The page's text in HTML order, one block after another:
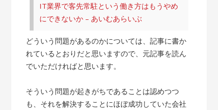
IT業界で客先常駐という働き方はもうやめ
にできないか – あいむあらいぶ
どういう問題があるのかについては、記事に書か
れているとおりだと思いますので、元記事を読ん
でいただければと思います。
そういう問題が起きがちであることは認めつつ
も、それを解決することにほぼ成功していた会社